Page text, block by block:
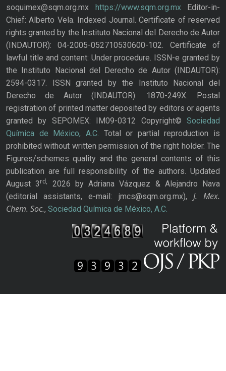
soquimex@sqm.org.mx https://www.sqm.org.mxEditor-in-
Chief: Alberto Vela. Indexed Journal. Certificate of reserved
rights granted by the Instituto Nacional del Derecho de Autor
(INDAUTOR): 04-2005-052710530600-102. Certificate of
lawful title and content: Under procedure. ISSN-e granted by
the Instituto Nacional del Derecho de Autor (INDAUTOR):
2594-0317. ISSN granted by the Instituto Nacional del
Derecho de Autor (INDAUTOR): 1870-249X. Postal
registration of printed matter deposited by editors or agents
granted by SEPOMEX: IM09-0312 Copyright© Sociedad
Química de México, A.C. Total or partial reproduction is
prohibited without written permission of the right holder. The
Figures/schemes quality and the general contents of this
publication are full responsibility of the authors. Updated
August 3rd,
2026 by Adriana Vázquez & Alejandro Nava
(editorial assistants, e-mail: jmcs@sqm.org.mx), J. Mex.
Chem. Soc., Sociedad Química de México, A.C.